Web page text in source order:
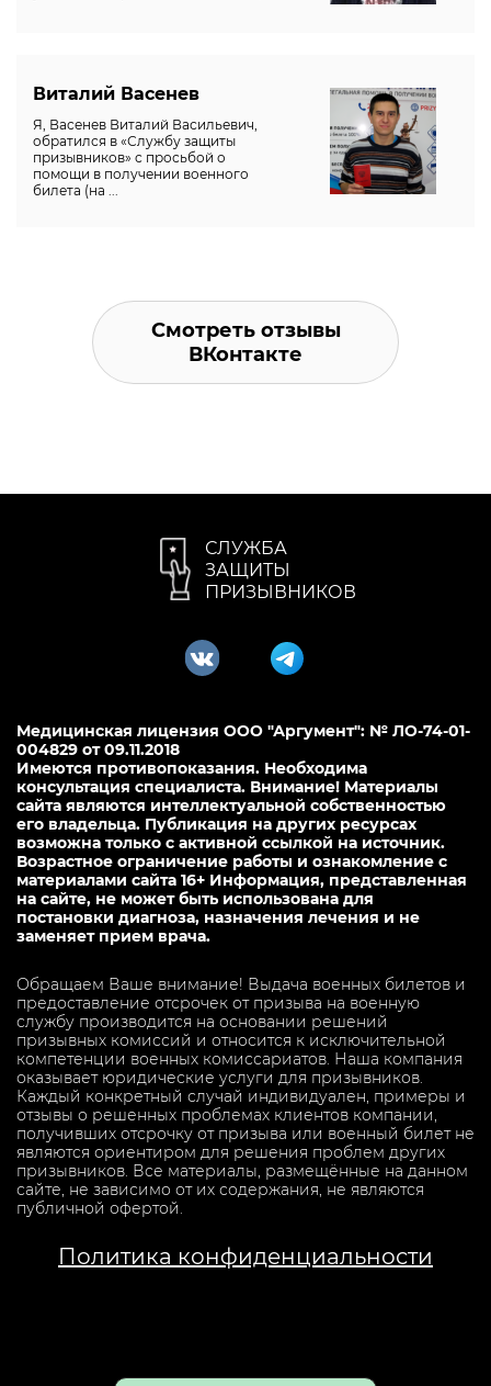
Виталий Васенев
Я, Васенев Виталий Васильевич,
обратился в «Службу защиты
призывников» с просьбой о
помощи в получении военного
билета (на ...
Смотреть отзывы
ВКонтакте
СЛУЖБА
ЗАЩИТЫ
ПРИЗЫВНИКОВ
Медицинская лицензия ООО "Аргумент": № ЛО-74-01-
004829 от 09.11.2018
Имеются противопоказания. Необходима
консультация специалиста. Внимание! Материалы
сайта являются интеллектуальной собственностью
его владельца. Публикация на других ресурсах
возможна только с активной ссылкой на источник.
Возрастное ограничение работы и ознакомление с
материалами сайта 16+ Информация, представленная
на сайте, не может быть использована для
постановки диагноза, назначения лечения и не
заменяет прием врача.
Обращаем Ваше внимание! Выдача военных билетов и
предоставление отсрочек от призыва на военную
службу производится на основании решений
призывных комиссий и относится к исключительной
компетенции военных комиссариатов. Наша компания
оказывает юридические услуги для призывников.
Каждый конкретный случай индивидуален, примеры и
отзывы о решенных проблемах клиентов компании,
получивших отсрочку от призыва или военный билет не
являются ориентиром для решения проблем других
призывников. Все материалы, размещённые на данном
сайте, не зависимо от их содержания, не являются
публичной офертой.
Политика конфиденциальности